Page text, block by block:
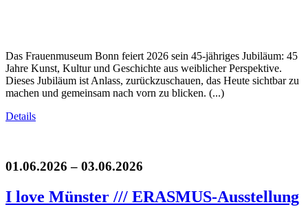
Das Frauenmuseum Bonn feiert 2026 sein 45-jähriges Jubiläum: 45
Jahre Kunst, Kultur und Geschichte aus weiblicher Perspektive.
Dieses Jubiläum ist Anlass, zurückzuschauen, das Heute sichtbar zu
machen und gemeinsam nach vorn zu blicken. (...)
Details
01.06.2026 – 03.06.2026
I love Münster /// ERASMUS-Ausstellung